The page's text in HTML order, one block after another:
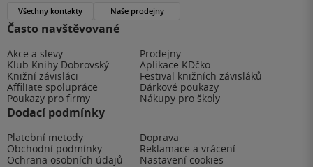
Často navštěvované
Akce a slevy
Prodejny
Klub Knihy Dobrovský
Aplikace KDčko
Knižní závisláci
Festival knižních závisláků
Affiliate spolupráce
Dárkové poukazy
Poukazy pro firmy
Nákupy pro školy
Dodací podmínky
Platební metody
Doprava
Obchodní podmínky
Reklamace a vrácení
Ochrana osobních údajů
Nastavení cookies
Všechny kontakty Naše prodejny